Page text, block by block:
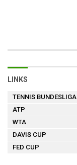
LINKS
TENNIS BUNDESLIGA
ATP
WTA
DAVIS CUP
FED CUP